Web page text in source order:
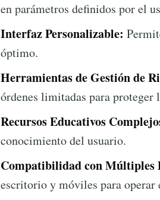
en parámetros definidos por el
Interfaz Personalizable:
óptimo.
Herramientas de Gestión de
órdenes limitadas para proteger
Recursos Educativos
conocimiento del usuario.
Compatibilidad con Múltiples
escritorio y móviles para operar